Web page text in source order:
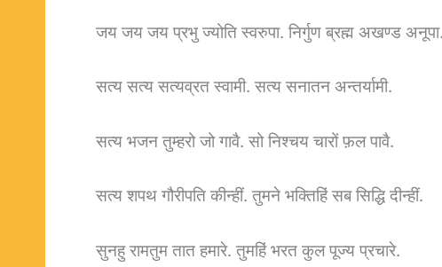
जय जय जय प्रभु ज्योति स्वरुपा. निर्गुण ब्रह्म अखण्ड अनूपा.
सत्य सत्य सत्यव्रत स्वामी. सत्य सनातन अन्तर्यामी.
सत्य भजन तुम्हरो जो गावै. सो निश्चय चारों फ़ल पावै.
सत्य शपथ गौरीपति कीन्हीं. तुमने भक्तिहिं सब सिद्धि दीन्हीं.
सुनहु रामतुम तात हमारे. तुमहिं भरत कुल पूज्य प्रचारे.